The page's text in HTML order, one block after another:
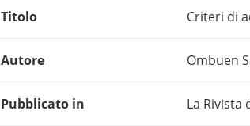
Titolo Criteri di
Autore Ombuen
Pubblicato in La Rivista